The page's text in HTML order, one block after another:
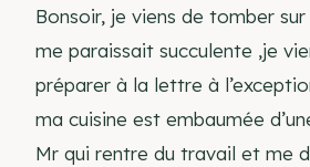
Bonsoir, je viens de tomber
me paraissait succulente ,je
préparer à la lettre à
ma cuisine est embaumée
Mr qui rentre du travail et me